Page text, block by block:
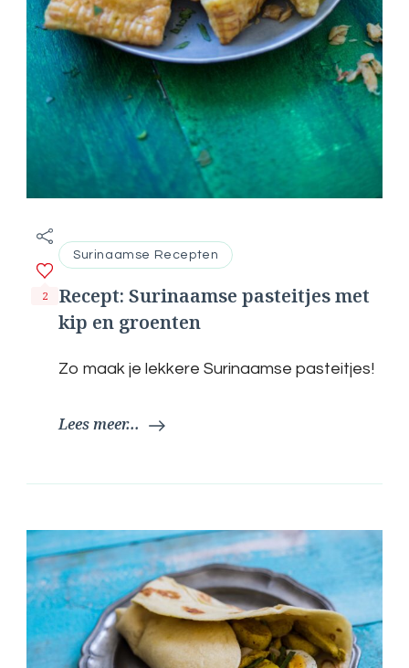
Surinaamse Recepten
Recept: Surinaamse pasteitjes met
kip en groenten
2
Zo maak je lekkere Surinaamse pasteitjes!
Lees meer...